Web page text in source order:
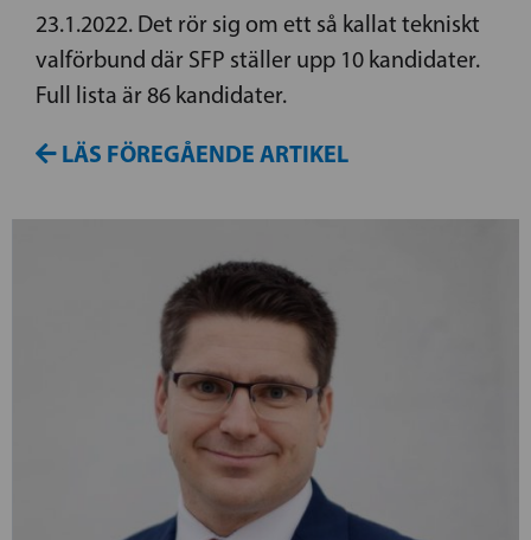
23.1.2022. Det rör sig om ett så kallat tekniskt
valförbund där SFP ställer upp 10 kandidater.
Full lista är 86 kandidater.
LÄS FÖREGÅENDE ARTIKEL